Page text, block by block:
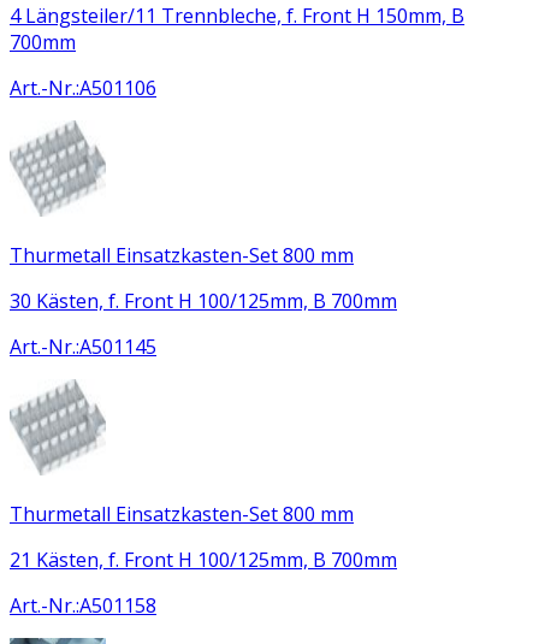
4 Längsteiler/11 Trennbleche, f. Front H 150mm, B
700mm
Art.-Nr.:A501106
Thurmetall Einsatzkasten-Set 800 mm
30 Kästen, f. Front H 100/125mm, B 700mm
Art.-Nr.:A501145
Thurmetall Einsatzkasten-Set 800 mm
21 Kästen, f. Front H 100/125mm, B 700mm
Art.-Nr.:A501158